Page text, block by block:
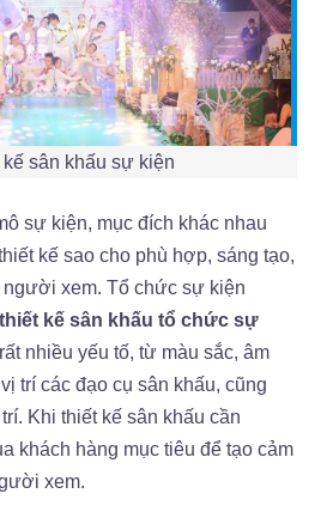
sân khấu sự kiện
sự kiện, mục đích khác nhau
kế sao cho phù hợp, sáng tạo,
xem. Tổ chức sự kiện
thiết kế sân khấu tổ chức sự
nhiều yếu tố, từ màu sắc, âm
trí các đạo cụ sân khấu, cũng
Khi thiết kế sân khấu cần
khách hàng mục tiêu để tạo cảm
xem.